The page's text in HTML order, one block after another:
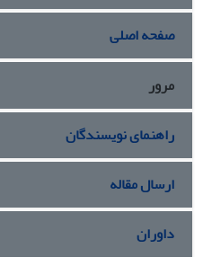
صفحه اصلی
مرور
راهنمای نویسندگان
ارسال مقاله
داوران